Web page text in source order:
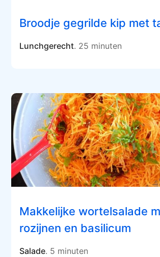
Broodje gegrilde kip met
Lunchgerecht. 25 minuten
Makkelijke wortelsalade
rozijnen en basilicum
Salade. 5 minuten